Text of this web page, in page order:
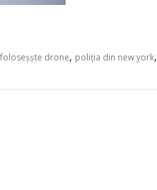
drone, poliția din new york,